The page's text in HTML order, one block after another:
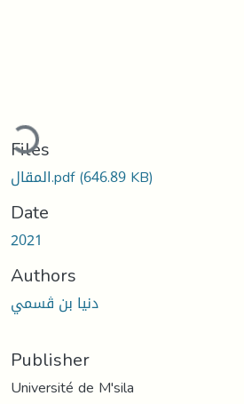
Files
المقال.pdf(646.89 KB)
Date
2021
Authors
دنيا بن ڤسمي
Publisher
Université de M'sila